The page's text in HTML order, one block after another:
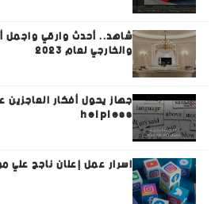
شاهد.. أحدث وارقي واجمل
والخارجي لعام 2023
جهاز يحول أفكار العاجزين
helpless
اسرار عمل إعلان ناجح علي